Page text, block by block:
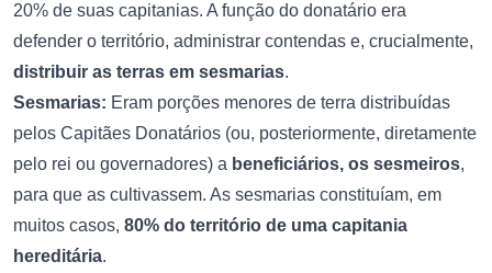
20% de suas capitanias. A função do donatário era
defender o território, administrar contendas e, crucialmente,
distribuir as terras em sesmarias.
Sesmarias: Eram porções menores de terra distribuídas
pelos Capitães Donatários (ou, posteriormente, diretamente
pelo rei ou governadores) a beneficiários, os sesmeiros,
para que as cultivassem. As sesmarias constituíam, em
muitos casos, 80% do território de uma capitania
hereditária.